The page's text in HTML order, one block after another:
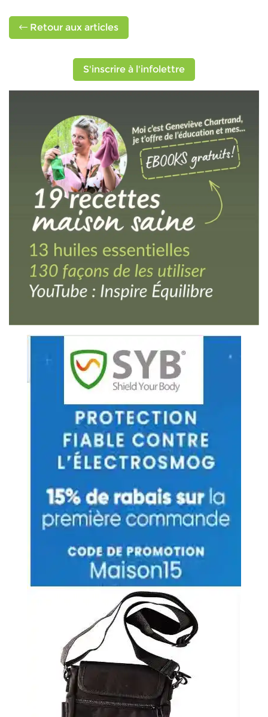
Retour aux articles
S'inscrire à l'infolettre